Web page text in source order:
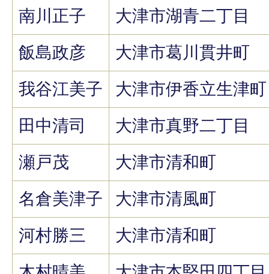
南川正子
大津市湖青二丁目
飯島政彦
大津市葛川貫井町
我谷江美子
大津市伊香立生津町
田中清司
大津市真野二丁目
瀬戸茂
大津市清和町
名倉美津子
大津市清風町
河村勝三
大津市清和町